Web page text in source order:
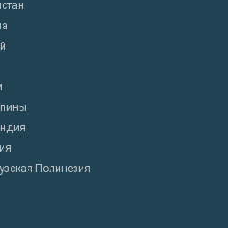
Полинезия